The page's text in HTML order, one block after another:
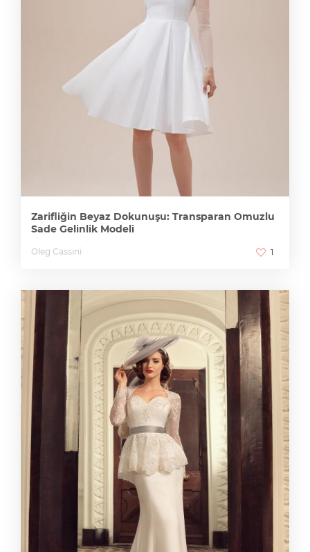
Zarifliğin Beyaz Dokunuşu: Transparan Omuzlu
Sade Gelinlik Modeli
Oleg Cassini 1